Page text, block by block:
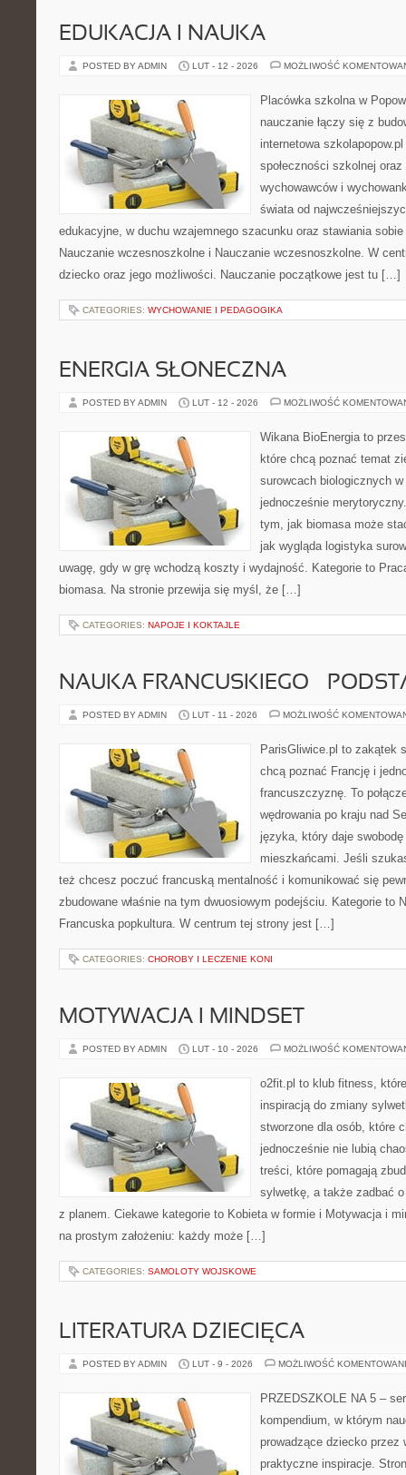
EDUKACJA I NAUKA
POSTED BY ADMIN LUT - 12 - 2026 MOŻLIWOŚĆ
Placówka szkolna w
nauczanie łączy się z
internetowa
społeczności szkolnej
wychowawców i
świata od
edukacyjne, w duchu wzajemnego szacunku oraz stawiania
Nauczanie wczesnoszkolne i Nauczanie wczesnoszkolne. W
dziecko oraz jego możliwości. Nauczanie początkowe jest tu […]
CATEGORIES: WYCHOWANIE I PEDAGOGIKA
ENERGIA SŁONECZNA
POSTED BY ADMIN LUT - 12 - 2026 MOŻLIWOŚĆ
Wikana BioEnergia to
które chcą poznać temat
surowcach biologicznych
jednocześnie
tym, jak biomasa może
jak wygląda logistyka
uwagę, gdy w grę wchodzą koszty i wydajność. Kategorie to
biomasa. Na stronie przewija się myśl, że […]
CATEGORIES: NAPOJE I KOKTAJLE
NAUKA FRANCUSKIEGO –
POSTED BY ADMIN LUT - 11 - 2026 MOŻLIWOŚĆ
ParisGliwice.pl to zakątek
chcą poznać Francję i
francuszczyznę. To
wędrowania po kraju nad
języka, który daje
mieszkańcami. Jeśli
też chcesz poczuć francuską mentalność i komunikować się
zbudowane właśnie na tym dwuosiowym podejściu. Kategorie to
Francuska popkultura. W centrum tej strony jest […]
CATEGORIES: CHOROBY I LECZENIE KONI
MOTYWACJA I MINDSET
POSTED BY ADMIN LUT - 10 - 2026 MOŻLIWOŚĆ
o2fit.pl to klub fitness,
inspiracją do zmiany
stworzone dla osób, które
jednocześnie nie lubią
treści, które pomagają
sylwetkę, a także zadbać
z planem. Ciekawe kategorie to Kobieta w formie i Motywacja i
na prostym założeniu: każdy może […]
CATEGORIES: SAMOLOTY WOJSKOWE
LITERATURA DZIECIĘCA
POSTED BY ADMIN LUT - 9 - 2026 MOŻLIWOŚĆ
PRZEDSZKOLE NA 5 –
kompendium, w którym
prowadzące dziecko przez
praktyczne inspiracje.